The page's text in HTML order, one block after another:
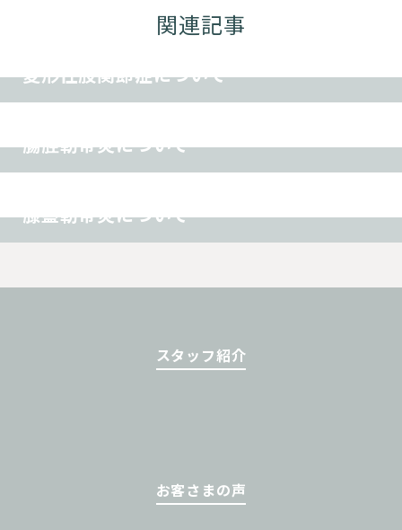
関連記事
変形性股関節症について
腸脛靭帯炎について
膝蓋靭帯炎について
スタッフ紹介
お客さまの声